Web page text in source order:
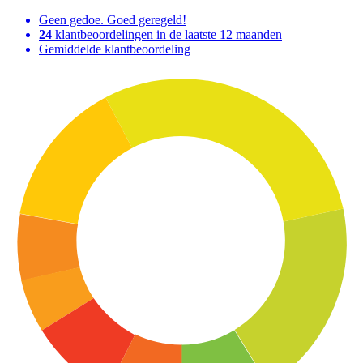
Geen gedoe. Goed geregeld!
24 klantbeoordelingen in de laatste 12 maanden
Gemiddelde klantbeoordeling